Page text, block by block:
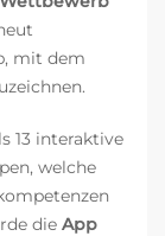
mit dem
13 interaktive
welche
die App